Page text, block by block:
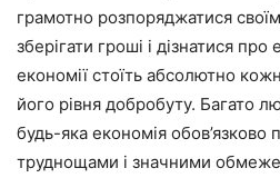
грамотно розпоряджатися
зберігати гроші і дізнатися
економії стоїть абсолютно
його рівня добробуту. Багато
будь-яка економія обов’язково
труднощами і значними